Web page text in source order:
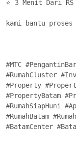
⭐ 3 Menit Dari RS
kami bantu proses
#MTC
#RumahCluster
#Property
#PropertyBatam
#RumahSiapHuni
#RumahBatam
#BatamCenter